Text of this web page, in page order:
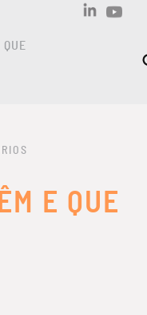
E QUE